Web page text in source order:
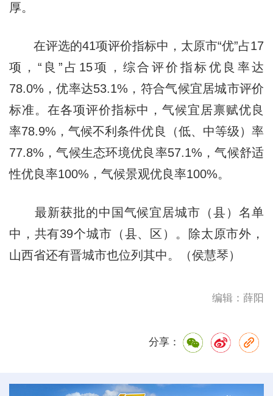
厚。
在评选的41项评价指标中，太原市“优”占17
项，“良”占15项，综合评价指标优良率达
78.0%，优率达53.1%，符合气候宜居城市评价
标准。在各项评价指标中，气候宜居禀赋优良
率78.9%，气候不利条件优良（低、中等级）率
77.8%，气候生态环境优良率57.1%，气候舒适
性优良率100%，气候景观优良率100%。
最新获批的中国气候宜居城市（县）名单
中，共有39个城市（县、区）。除太原市外，
山西省还有晋城市也位列其中。（侯慧琴）
编辑：薛阳
分享：